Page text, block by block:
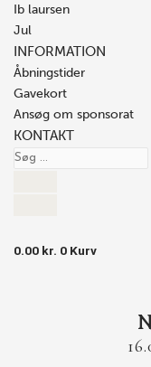
Ib laursen
Jul
INFORMATION
Åbningstider
Gavekort
Ansøg om sponsorat
KONTAKT
0.00 kr. 0 Kurv